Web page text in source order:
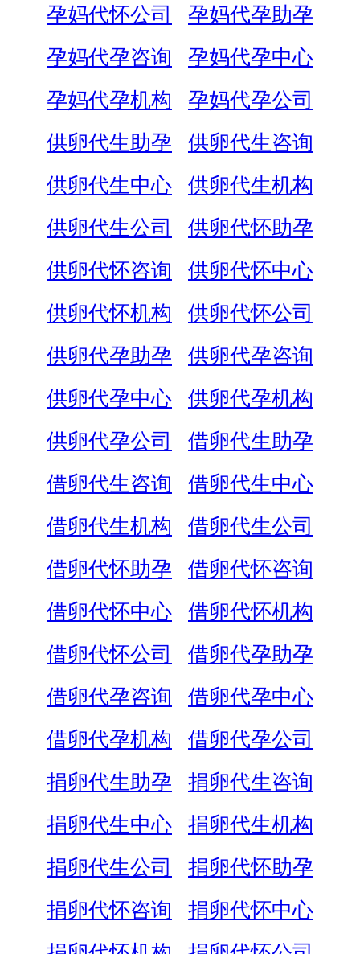
孕妈代怀公司
孕妈代孕助孕
孕妈代孕咨询
孕妈代孕中心
孕妈代孕机构
孕妈代孕公司
供卵代生助孕
供卵代生咨询
供卵代生中心
供卵代生机构
供卵代生公司
供卵代怀助孕
供卵代怀咨询
供卵代怀中心
供卵代怀机构
供卵代怀公司
供卵代孕助孕
供卵代孕咨询
供卵代孕中心
供卵代孕机构
供卵代孕公司
借卵代生助孕
借卵代生咨询
借卵代生中心
借卵代生机构
借卵代生公司
借卵代怀助孕
借卵代怀咨询
借卵代怀中心
借卵代怀机构
借卵代怀公司
借卵代孕助孕
借卵代孕咨询
借卵代孕中心
借卵代孕机构
借卵代孕公司
捐卵代生助孕
捐卵代生咨询
捐卵代生中心
捐卵代生机构
捐卵代生公司
捐卵代怀助孕
捐卵代怀咨询
捐卵代怀中心